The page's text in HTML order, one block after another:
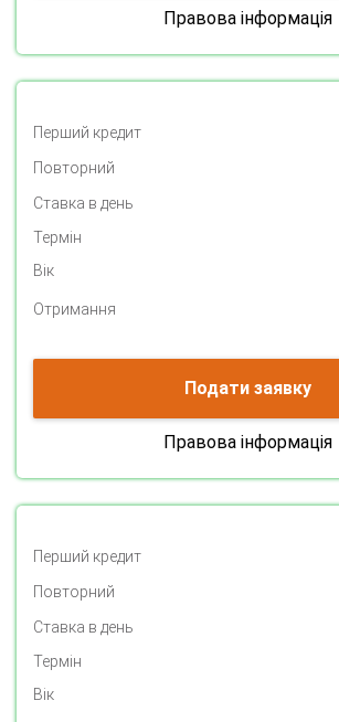
Правова інформація
Перший кредит
Повторний
Ставка в день
Термін
Вік
Отримання
Подати заявку
Правова інформація
Перший кредит
Повторний
Ставка в день
Термін
Вік